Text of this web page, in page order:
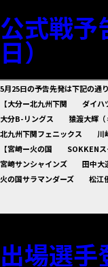
公式戦予
日）
5月25日の予告先発は下記の通り
【大分ー北九州下関 ダイハ
大分B-リングス 猿渡大輝（
北九州下関フェニックス 川﨑
【宮崎ー火の国 SOKKENス
宮崎サンシャインズ 田中大道
火の国サラマンダーズ 松江優
出場選